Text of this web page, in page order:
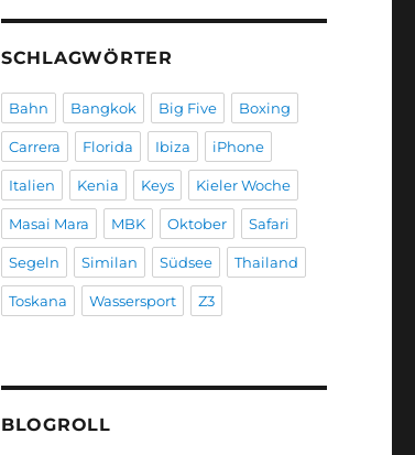
SCHLAGWÖRTER
Bahn Bangkok Big Five Boxing
Carrera Florida Ibiza iPhone
Italien Kenia Keys Kieler Woche
Masai Mara MBK Oktober Safari
Segeln Similan Südsee Thailand
Toskana Wassersport Z3
BLOGROLL